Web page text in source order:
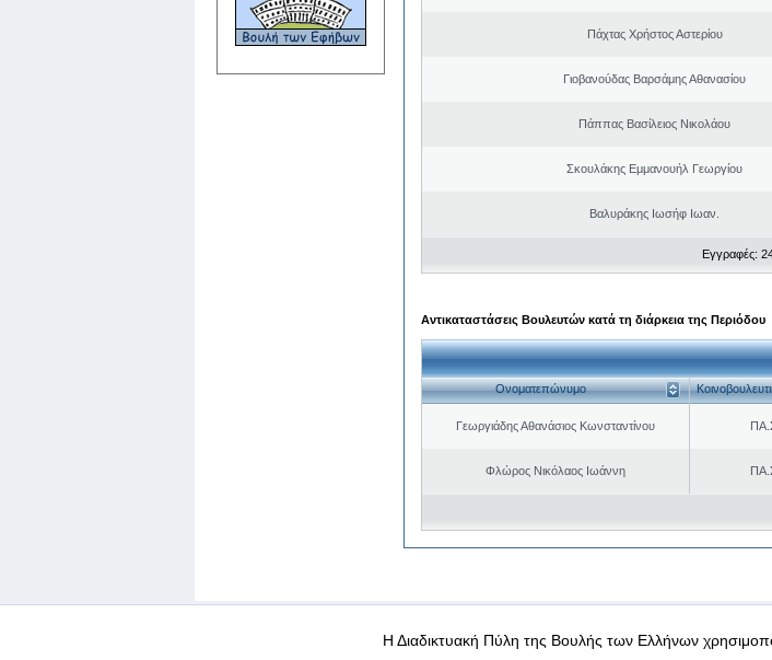
Πάχτας Χρήστος Αστερίου
Γιοβανούδας Βαρσάμης Αθανασίου
Πάππας Βασίλειος Νικολάου
Σκουλάκης Εμμανουήλ Γεωργίου
Βαλυράκης Ιωσήφ Ιωαν.
Εγγραφές:
Αντικαταστάσεις Βουλευτών κατά τη διάρκεια της Περιόδου
Ονοματεπώνυμο
Γεωργιάδης Αθανάσιος Κωνσταντίνου
Φλώρος Νικόλαος Ιωάννη
Όροι χρήσης Προσωπικά δεδομένα Ασφάλεια & Πρόσβαση
Η Διαδικτυακή Πύλη της Βουλής των Ελλήνων